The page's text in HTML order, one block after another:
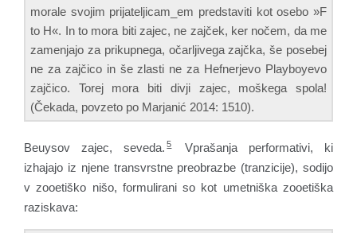
morale svojim prijateljicam_em predstaviti kot osebo »F
to H«. In to mora biti zajec, ne zajček, ker nočem, da me
zamenjajo za prikupnega, očarljivega zajčka, še posebej
ne za zajčico in še zlasti ne za Hefnerjevo Playboyevo
zajčico. Torej mora biti divji zajec, moškega spola!
(Čekada, povzeto po Marjanić 2014: 1510).
Beuysov zajec, seveda. 5
Vprašanja performativi, ki
izhajajo iz njene transvrstne preobrazbe (tranzicije), sodijo
v zooetiško nišo, formulirani so kot umetniška zooetiška
raziskava: